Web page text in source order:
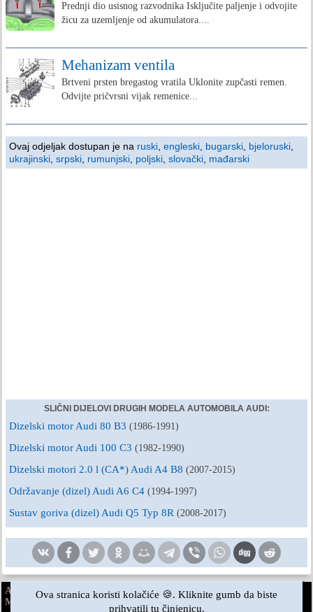
Prednji dio usisnog razvodnika Isključite paljenje i odvojite
žicu za uzemljenje od akumulatora....
Mehanizam ventila
Brtveni prsten bregastog vratila Uklonite zupčasti remen.
Odvijte pričvrsni vijak remenice...
Ovaj odjeljak dostupan je na ruski engleski bugarski bjeloruski
ukrajinski srpski rumunjski poljski slovački mađarski
SLIČNI DIJELOVI DRUGIH MODELA AUTOMOBILA AUDI:
Dizelski motor Audi 80 B3 (1986-1991)
Dizelski motor Audi 100 C3 (1982-1990)
Dizelski motori 2.0 l (CA*) Audi A4 B8 (2007-2015)
Održavanje (dizel) Audi A6 C4 (1994-1997)
Sustav goriva (dizel) Audi Q5 Typ 8R (2008-2017)
AudiManual.ru © 2017-2026·Puna verzija·Povratne informacije
Mapa stranice
Pretraživanje stranice
Vijesti i članci
Ova stranica koristi kolačiće 🍪. Kliknite gumb da biste
prihvatili tu činjenicu.